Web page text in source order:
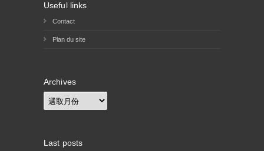
Useful links
Contact
Plan du site
Archives
Archives
Last posts